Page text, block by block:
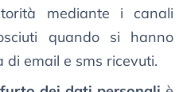
mediante i canali
quando si hanno
di email e sms ricevuti.